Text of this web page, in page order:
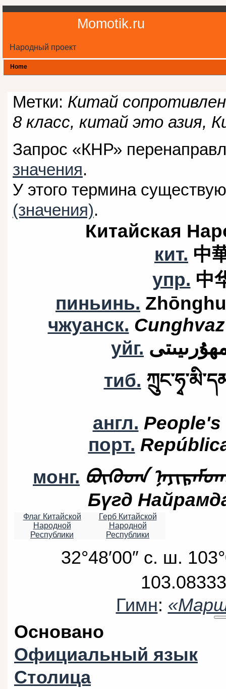
Momotik.ru
Народный проект
Home
Метки: Китай
8 класс, китай это азия,
Запрос «КНР»
значения.
У этого термина
(значения).
Китайская
кит. 中
упр. 中
пиньинь.
чжуанск.
уйг.
тиб.
англ.
порт.
монг. ᠪᠦᠭᠦᠳᠡ
Бүгд
Флаг Китайской
Народной
Республики
Герб Китайской
Народной
Республики
32°48′00″ с. ш.
Гимн: «Марш
Основано
Официальный язык
Столица